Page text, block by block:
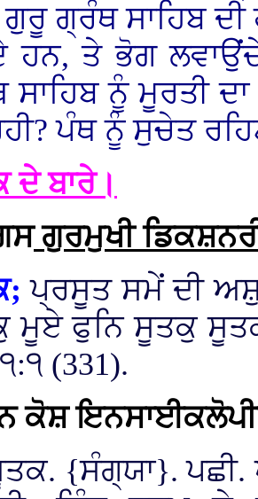
ਗੁਰੂ ਗ੍ਰੰਥ ਸਾਹਿਬ
ਹਨ, ਤੇ ਭੋਗ
ਸਾਹਿਬ ਨੂੰ ਮੂਰਤੀ ਦਾ
ਪੰਥ ਨੂੰ ਸੁਚੇਤ
ਦੇ ਬਾਰੇ।
ਗੁਰਮੁਖੀ
ਪ੍ਰਸੂਤ ਸਮੇਂ ਦੀ
ਮੂਏ ਫੁਨਿ ਸੂਤਕੁ
(331).
ਕੋਸ਼
{ਸੰਗ੍ਯਾ}. ਪਛੀ.